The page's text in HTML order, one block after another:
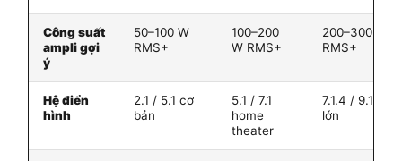
Công suất
ampli gợi
ý
50–100 W
RMS+
100–200
W RMS+
200–300 W
RMS+
Hệ điển
hình
2.1 / 5.1 cơ
bản
5.1 / 7.1
home
theater
7.1.4 / 9.1.4
lớn